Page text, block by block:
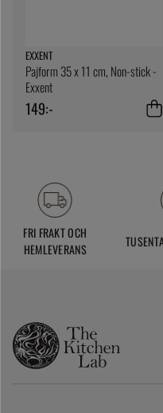
EXXENT
Pajform 35 x 11 cm, Non-stick -
Exxent
149:-
FRI FRAKT OCH
HEMLEVERANS